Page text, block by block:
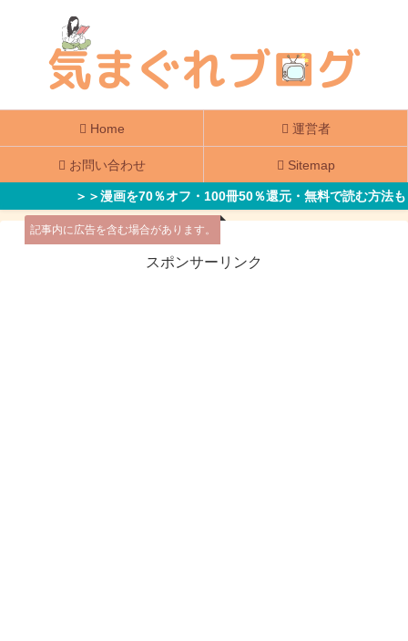
Home 運営者
お問い合わせ Sitemap
＞＞漫画を70％オフ・100冊50％還元・無料で読む方法も
記事内に広告を含む場合があります。
スポンサーリンク